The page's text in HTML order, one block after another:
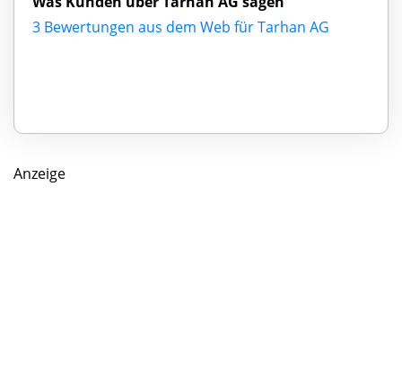
3 Bewertungen aus dem Web für Tarhan AG
Anzeige